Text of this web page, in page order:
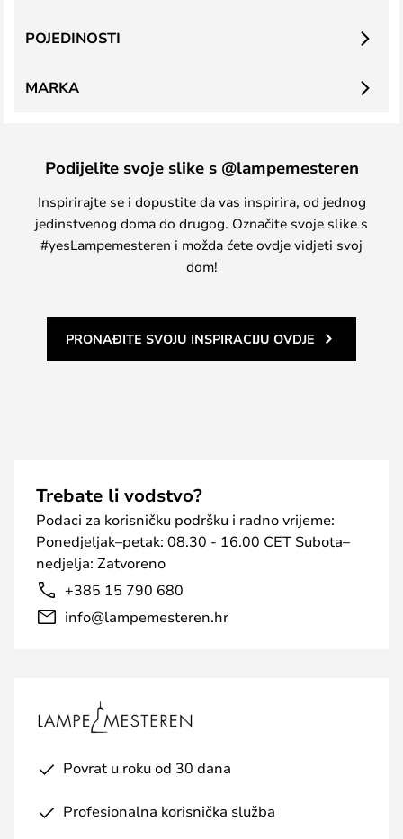
POJEDINOSTI
MARKA
Podijelite svoje slike s @lampemesteren
Inspirirajte se i dopustite da vas inspirira, od jednog
jedinstvenog doma do drugog. Označite svoje slike s
#yesLampemesteren i možda ćete ovdje vidjeti svoj
dom!
PRONAĐITE SVOJU INSPIRACIJU OVDJE
Trebate li vodstvo?
Podaci za korisničku podršku i radno vrijeme:
Ponedjeljak–petak: 08.30 - 16.00 CET Subota–
nedjelja: Zatvoreno
+385 15 790 680
info@lampemesteren.hr
Povrat u roku od 30 dana
Profesionalna korisnička služba